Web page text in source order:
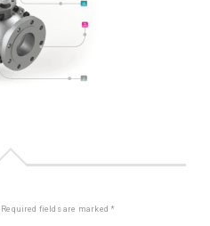
Required fields are marked*